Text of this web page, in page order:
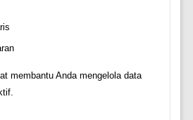
membantu Anda mengelola data